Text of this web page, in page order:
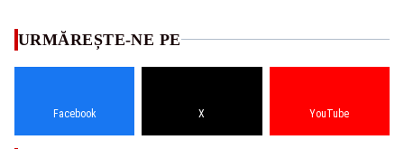
URMĂREȘTE-NE PE
Facebook X YouTube